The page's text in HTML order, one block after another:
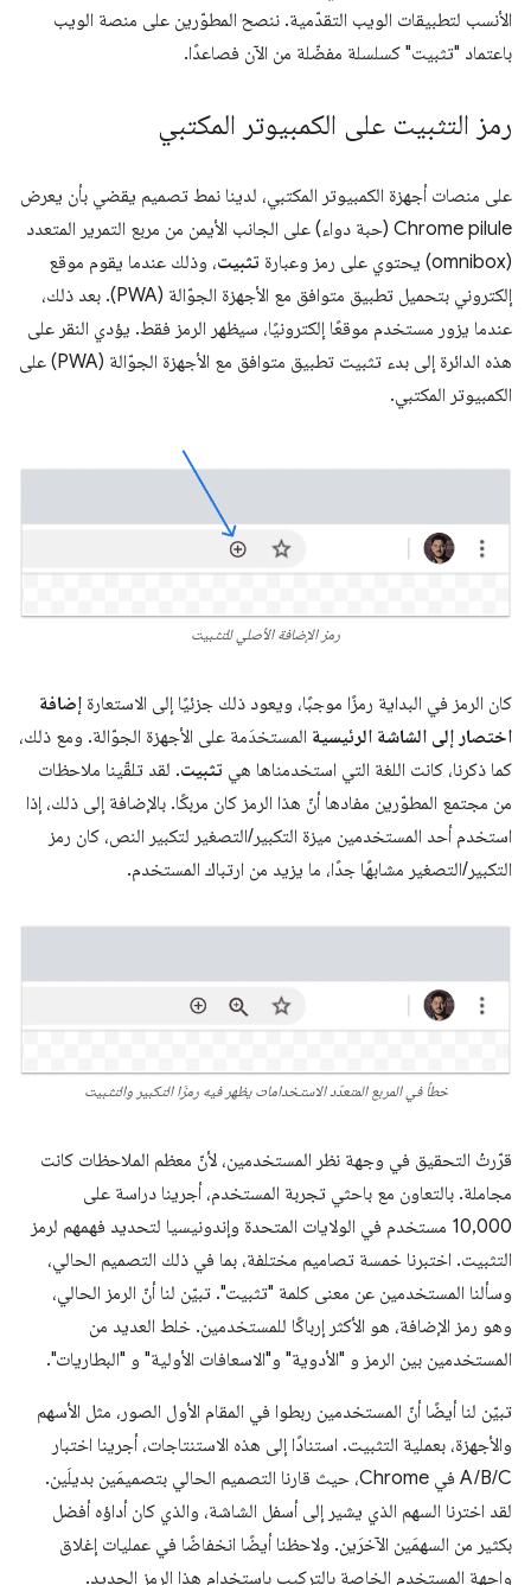
الأنسب لتطبيقات الويب التقدّمية. ننصح المطوّرين على منصة الويب
باعتماد ‎"تثبيت" كسلسلة مفضّلة من الآن فصاعدًا.
رمز التثبيت على الكمبيوتر المكتبي
على منصات أجهزة الكمبيوتر المكتبي، لدينا نمط تصميم يقضي بأن يعرض
Chrome pilule (حبة دواء) على الجانب الأيمن من مربع التمرير المتعدد
(omnibox) يحتوي على رمز وعبارة
تثبيت، وذلك عندما يقوم موقع
إلكتروني بتحميل تطبيق متوافق مع الأجهزة الجوّالة (PWA). بعد ذلك،
عندما يزور مستخدم موقعًا إلكترونيًا، سيظهر الرمز فقط. يؤدي النقر على
هذه الدائرة إلى بدء تثبيت تطبيق متوافق مع الأجهزة الجوّالة (PWA) على
الكمبيوتر المكتبي.
رمز الإضافة الأصلي للتثبيت
كان الرمز في البداية رمزًا موجبًا، ويعود ذلك جزئيًا إلى الاستعارة إضافة
اختصار إلى الشاشة الرئيسية المستخدَمة على الأجهزة الجوّالة. ومع ذلك،
كما ذكرنا، كانت اللغة التي استخدمناها هي تثبيت. لقد تلقّينا ملاحظات
من مجتمع المطوّرين مفادها أنّ هذا الرمز كان مربكًا. بالإضافة إلى ذلك، إذا
استخدم أحد المستخدمين ميزة التكبير/التصغير لتكبير النص، كان رمز
التكبير/التصغير مشابهًا جدًا، ما يزيد من ارتباك المستخدم.
خطأ في المربع المتعدّد الاستخدامات يظهر فيه رمزَا التكبير والتثبيت
قرّرتُ التحقيق في وجهة نظر المستخدمين، لأنّ معظم الملاحظات كانت
مجاملة. بالتعاون مع باحثي تجربة المستخدم، أجرينا دراسة على
10,000 مستخدم في الولايات المتحدة وإندونيسيا لتحديد فهمهم لرمز
التثبيت. اختبرنا خمسة تصاميم مختلفة، بما في ذلك التصميم الحالي،
وسألنا المستخدمين عن معنى كلمة "تثبيت". تبيّن لنا أنّ الرمز الحالي،
وهو رمز الإضافة، هو الأكثر إرباكًا للمستخدمين. خلط العديد من
المستخدمين بين الرمز و "الأدوية" و"الاسعافات الأولية" و "البطاريات".
تبيّن لنا أيضًا أنّ المستخدمين ربطوا في المقام الأول الصور، مثل الأسهم
والأجهزة، بعملية التثبيت. استنادًا إلى هذه الاستنتاجات، أجرينا اختبار
A/B/C في Chrome، حيث قارنا التصميم الحالي بتصميمَين بديلَين.
لقد اخترنا السهم الذي يشير إلى أسفل الشاشة، والذي كان أداؤه أفضل
بكثير من السهمَين الآخرَين. ولاحظنا أيضًا انخفاضًا في عمليات إغلاق
واجهة المستخدم الخاصة بالتركيب باستخدام هذا الرمز الجديد.